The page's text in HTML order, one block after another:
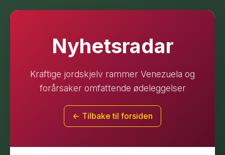
Nyhetsradar
Kraftige jordskjelv rammer Venezuela og
forårsaker omfattende ødeleggelser
← Tilbake til forsiden